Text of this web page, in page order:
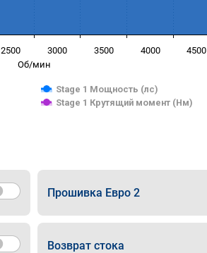
Об/мин
Stage 1 Мощность (лс)
Stage 1 Крутящий момент (Нм)
2500 3000 3500 4000 4500
Прошивка Евро 2
Возврат стока